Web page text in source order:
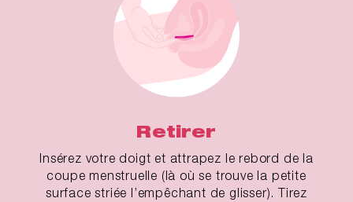
Retirer
Insérez votre doigt et attrapez le rebord de la
coupe menstruelle (là où se trouve la petite
surface striée l’empêchant de glisser). Tirez